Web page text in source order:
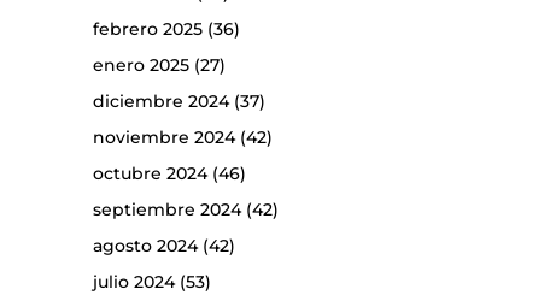
febrero 2025(36)
enero 2025(27)
diciembre 2024(37)
noviembre 2024(42)
octubre 2024(46)
septiembre 2024(42)
agosto 2024(42)
julio 2024(53)